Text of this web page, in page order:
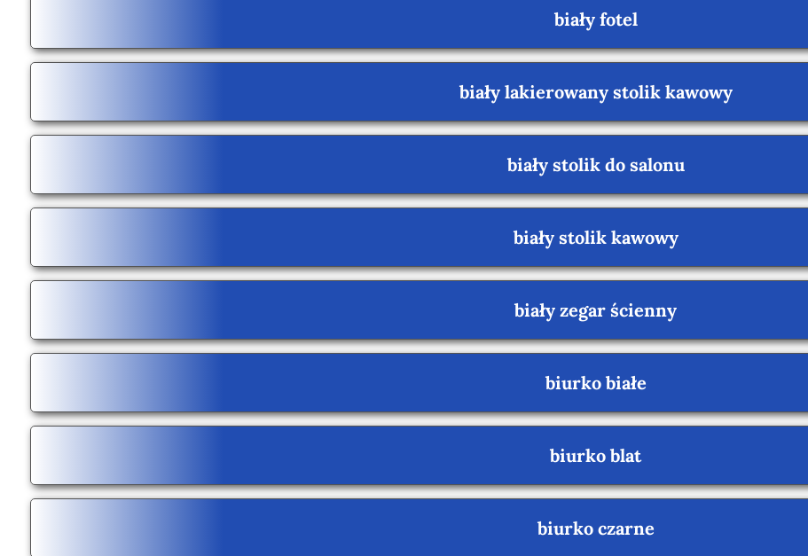
biały fotel
biały lakierowany stolik kawowy
biały stolik do salonu
biały stolik kawowy
biały zegar ścienny
biurko białe
biurko blat
biurko czarne